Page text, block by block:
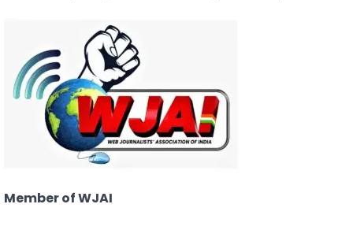
Member of WJAI